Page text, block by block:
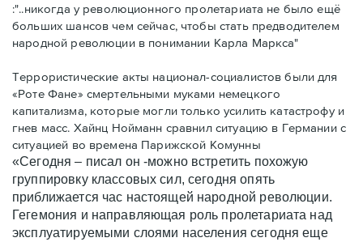
:"..никогда у революционного пролетариата не было ещё
больших шансов чем сейчас, чтобы стать предводителем
народной революции в понимании Карла Маркса"
Террористические акты национал-социалистов были для
«Роте Фане» смертельными муками немецкого
капитализма, которые могли только усилить катастрофу и
гнев масс. Хайнц Нойманн сравнил ситуацию в Германии с
ситуацией во времена Парижской Комунны
«Сегодня – писал он -можно встретить похожую
группировку классовых сил, сегодня опять
приближается час настоящей народной революции.
Гегемония и направляющая роль пролетариата над
эксплуатируемыми слоями населения сегодня еще